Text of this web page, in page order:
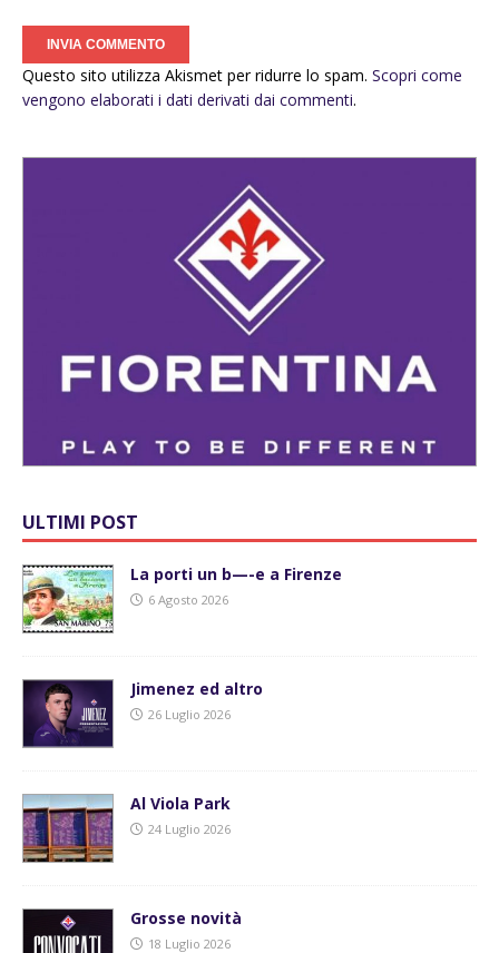
Questo sito utilizza Akismet per ridurre lo spam. Scopri come
vengono elaborati i dati derivati dai commenti.
ULTIMI POST
La porti un b—-e a Firenze
6 Agosto 2026
Jimenez ed altro
26 Luglio 2026
Al Viola Park
24 Luglio 2026
Grosse novità
18 Luglio 2026